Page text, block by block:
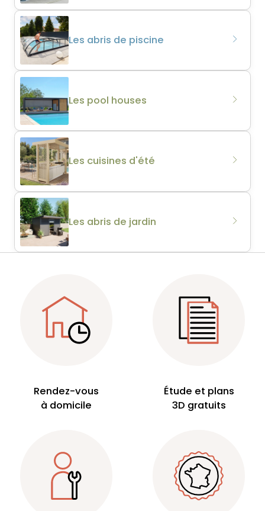
Les abris de piscine
Les pool houses
Les cuisines d'été
Les abris de jardin
Rendez-vous
à domicile
Étude et plans
3D gratuits